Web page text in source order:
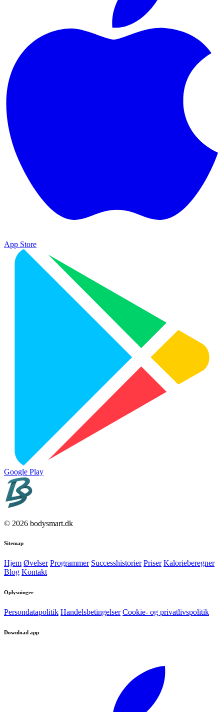
App Store
Google Play
© 2026 bodysmart.dk
Sitemap
Hjem Øvelser Programmer Successhistorier Priser Kalorieberegner
Blog Kontakt
Oplysninger
Persondatapolitik Handelsbetingelser Cookie- og privatlivspolitik
Download app